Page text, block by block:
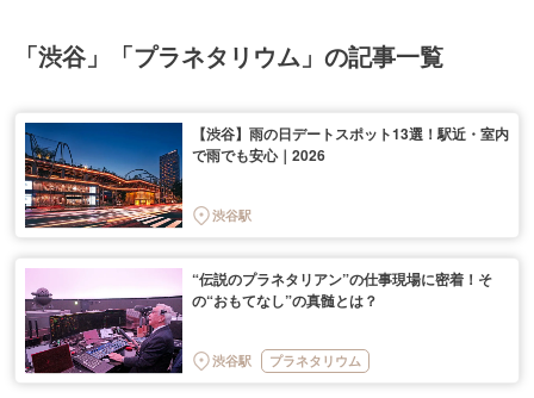
「渋谷」「プラネタリウム」の記事一覧
【渋谷】雨の日デートスポット13選！駅近・室内
で雨でも安心｜2026
渋谷駅
“伝説のプラネタリアン”の仕事現場に密着！そ
の“おもてなし”の真髄とは？
渋谷駅 プラネタリウム